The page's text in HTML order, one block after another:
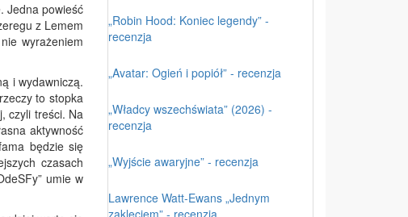
Jedna powieść
z Lemem
wyrażeniem
i wydawniczą.
to stopka
czyli treści. Na
aktywność
będzie się
czasach
umie w
„Robin Hood: Koniec legendy” -
recenzja
„Avatar: Ogień i popiół” - recenzja
„Władcy wszechświata” (2026) -
recenzja
„Wyjście awaryjne” - recenzja
Lawrence Watt-Ewans „Jednym
zaklęciem” - recenzja